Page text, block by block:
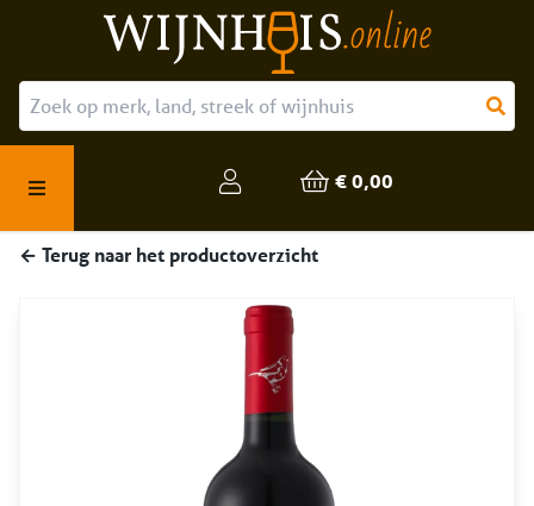
€ 0,00
Onze producten
Veelgestelde vragen
← Terug naar het productoverzicht